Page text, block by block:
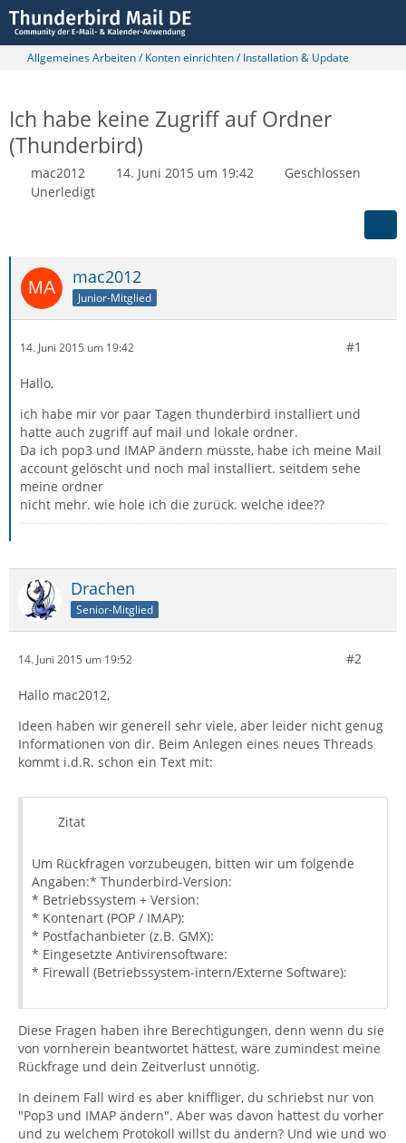
Allgemeines Arbeiten / Konten einrichten / Installation & Update
Ich habe keine Zugriff auf Ordner
(Thunderbird)
mac2012 14. Juni 2015 um 19:42
Geschlossen
Unerledigt
mac2012
Junior-Mitglied
14. Juni 2015 um 19:42 #1
Hallo,
ich habe mir vor paar Tagen thunderbird installiert und
hatte auch zugriff auf mail und lokale ordner.
Da ich pop3 und IMAP ändern müsste, habe ich meine Mail
account gelöscht und noch mal installiert. seitdem sehe
meine ordner
nicht mehr. wie hole ich die zurück. welche idee??
Drachen
Senior-Mitglied
14. Juni 2015 um 19:52 #2
Hallo mac2012,
Ideen haben wir generell sehr viele, aber leider nicht genug
Informationen von dir. Beim Anlegen eines neues Threads
kommt i.d.R. schon ein Text mit:
Zitat
Um Rückfragen vorzubeugen, bitten wir um folgende
Angaben:* Thunderbird-Version:
* Betriebssystem + Version:
* Kontenart (POP / IMAP):
* Postfachanbieter (z.B. GMX):
* Eingesetzte Antivirensoftware:
* Firewall (Betriebssystem-intern/Externe Software):
Diese Fragen haben ihre Berechtigungen, denn wenn du sie
von vornherein beantwortet hättest, wäre zumindest meine
Rückfrage und dein Zeitverlust unnötig.
In deinem Fall wird es aber kniffliger, du schriebst nur von
"Pop3 und IMAP ändern". Aber was davon hattest du vorher
und zu welchem Protokoll willst du ändern? Und wie und wo